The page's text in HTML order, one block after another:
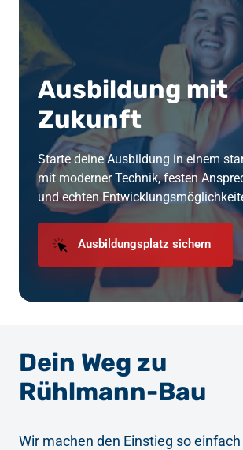
Ausbildung mit
Zukunft
Starte deine Ausbildung in einem
mit moderner Technik, festen
und echten
Ausbildungsplatz sichern
Dein Weg zu
Rühlmann-Bau
Wir machen den Einstieg so